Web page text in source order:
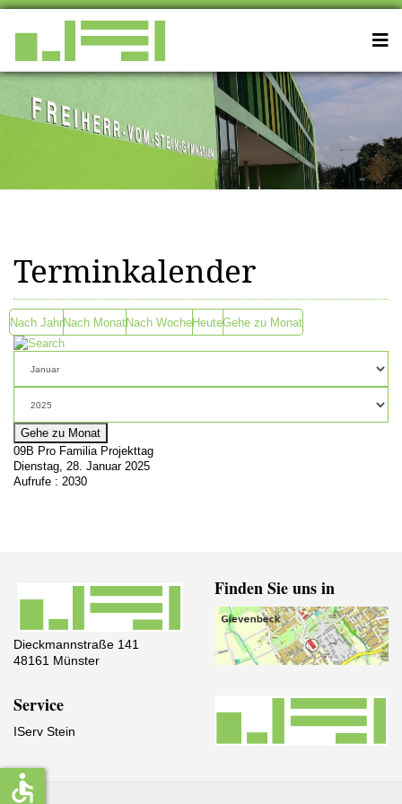
Terminkalender
Nach JahrNach MonatNach WocheHeuteGehe zu Monat
Gehe zu Monat
09B Pro Familia Projekttag
Dienstag, 28. Januar 2025
Aufrufe : 2030
Dieckmannstraße 141
48161 Münster
Finden Sie uns in
Service
IServ Stein
accessible